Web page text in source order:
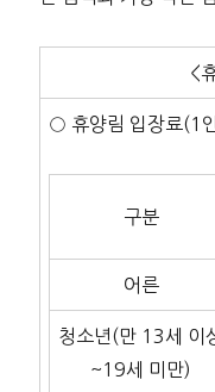
<
○ 휴양림 입장료(1
구분
어른
청소년(만 13세 이
~19세 미만)